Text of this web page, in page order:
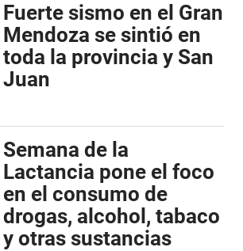
Fuerte sismo en el Gran
Mendoza se sintió en
toda la provincia y San
Juan
Semana de la
Lactancia pone el foco
en el consumo de
drogas, alcohol, tabaco
y otras sustancias